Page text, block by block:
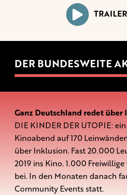
DER BUNDESWEITE
Ganz Deutschland redet über
DIE KINDER DER UTOPIE:
Kinoabend auf 170
über Inklusion. Fast 20.000
2019 ins Kino. 1.000
bei. In den Monaten danach
Community Events statt.